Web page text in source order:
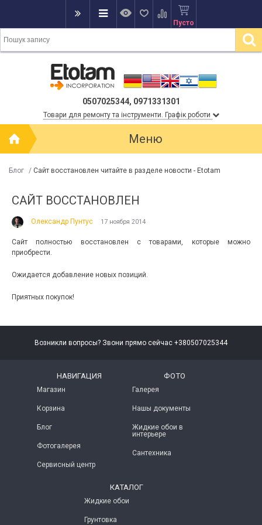
Пусто
0507025344, 0971331301
Товари для ремонту та інструменти. Графік роботи
Меню
Блог / Сайт восстановлен читайте в разделе новости - Etotam
САЙТ ВОССТАНОВЛЕН
Олександр Пунтус 17 ноября 2014
Сайт полностью восстановлен с товарами, которые можно
приобрести.
Ожидается добавление новых позиций.
Приятных покупок!
Возникли вопросы? Звони прямо сейчас +380507025344
НАВИГАЦИЯ
Магазин
Корзина
Блог
Фотогалерея
Сервисный центр
ФОТО
Галерея
Нашы документы
Жидкие обои в
интерьере
Сантехника
КАТАЛОГ
Жидкие обои
Грунтовка